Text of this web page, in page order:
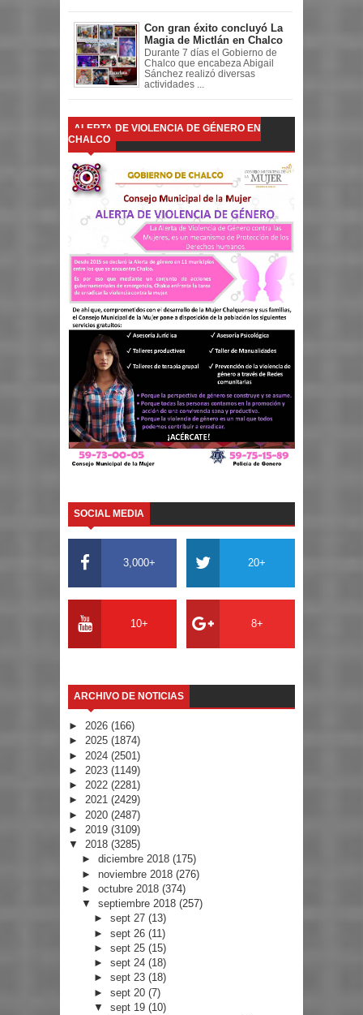
Con gran éxito concluyó La
Magia de Mictlán en Chalco
Durante 7 días el Gobierno de
Chalco que encabeza Abigail
Sánchez realizó diversas
actividades ...
ALERTA DE VIOLENCIA DE GÉNERO EN
CHALCO
SOCIAL MEDIA
3,000+ 20+
10+ 8+
ARCHIVO DE NOTICIAS
► 2026 (166)
► 2025 (1874)
► 2024 (2501)
► 2023 (1149)
► 2022 (2281)
► 2021 (2429)
► 2020 (2487)
► 2019 (3109)
▼ 2018 (3285)
► diciembre 2018 (175)
► noviembre 2018 (276)
► octubre 2018 (374)
▼ septiembre 2018 (257)
►sept 27(13)
►sept 26(11)
►sept 25(15)
►sept 24(18)
►sept 23(18)
►sept 20(7)
▼sept 19(10)